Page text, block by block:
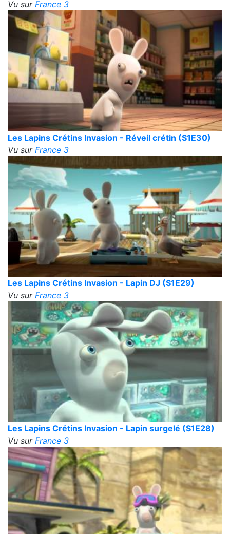
Vu sur France 3
Les Lapins Crétins Invasion - Réveil crétin (S1E30)
Vu sur France 3
Les Lapins Crétins Invasion - Lapin DJ (S1E29)
Vu sur France 3
Les Lapins Crétins Invasion - Lapin surgelé (S1E28)
Vu sur France 3